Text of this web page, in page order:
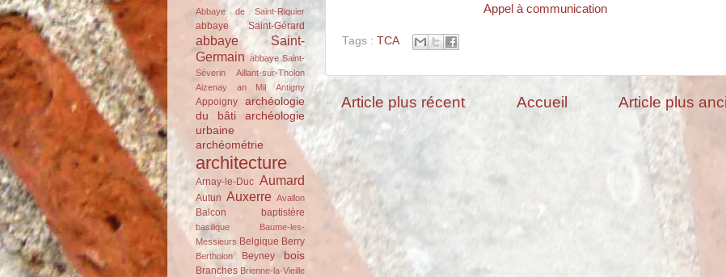
Appel à communication
Tags : TCA
Article plus récent Article plus
Accueil
Abbaye de Saint-Riquier
abbaye Saint-Gérard
abbaye Saint-
Germain abbaye Saint-
Séverin
Aillant-sur-Tholon
Aizenay
an Mil Antigny
Appoigny
archéologie
du bâti
archéologie
urbaine
archéométrie
architecture
Arnay-le-Duc Aumard
Autun Auxerre Avallon
Balcon baptistère
basilique
Baume-les-
Messieurs Belgique Berry
Bertholon Beyney bois
Branches Brienne-la-Vieille